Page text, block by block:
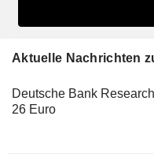
Aktuelle Nachrichten
Deutsche Bank
26 Euro